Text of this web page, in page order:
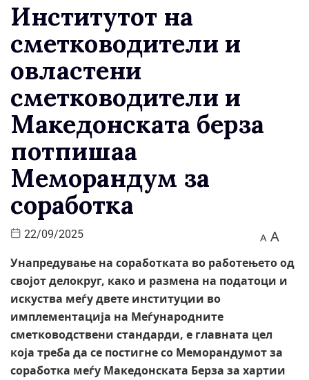
Институтот на
сметководители и
овластени
сметководители и
Македонската берза
потпишаа
Меморандум за
соработка
22/09/2025 A A
Унапредување на соработката во работењето од
својот делокруг, како и размена на податоци и
искуства меѓу двете институции во
имплементација на Меѓународните
сметководствени стандарди, е главната цел
која треба да се постигне со Меморандумот за
соработка меѓу Македонската Берза за хартии